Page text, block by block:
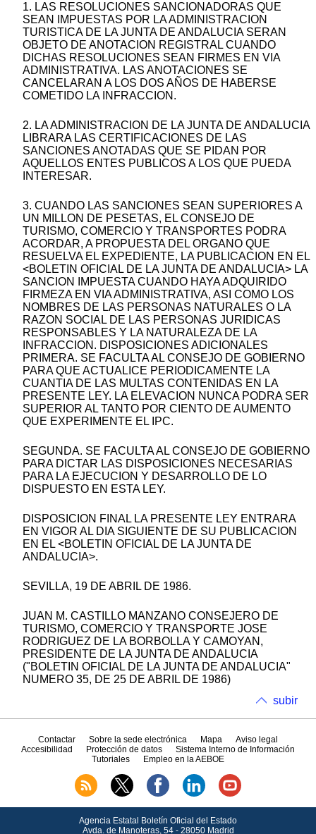
1. LAS RESOLUCIONES SANCIONADORAS QUE
SEAN IMPUESTAS POR LA ADMINISTRACION
TURISTICA DE LA JUNTA DE ANDALUCIA SERAN
OBJETO DE ANOTACION REGISTRAL CUANDO
DICHAS RESOLUCIONES SEAN FIRMES EN VIA
ADMINISTRATIVA. LAS ANOTACIONES SE
CANCELARAN A LOS DOS AÑOS DE HABERSE
COMETIDO LA INFRACCION.
2. LA ADMINISTRACION DE LA JUNTA DE ANDALUCIA
LIBRARA LAS CERTIFICACIONES DE LAS
SANCIONES ANOTADAS QUE SE PIDAN POR
AQUELLOS ENTES PUBLICOS A LOS QUE PUEDA
INTERESAR.
3. CUANDO LAS SANCIONES SEAN SUPERIORES A
UN MILLON DE PESETAS, EL CONSEJO DE
TURISMO, COMERCIO Y TRANSPORTES PODRA
ACORDAR, A PROPUESTA DEL ORGANO QUE
RESUELVA EL EXPEDIENTE, LA PUBLICACION EN EL
<BOLETIN OFICIAL DE LA JUNTA DE ANDALUCIA> LA
SANCION IMPUESTA CUANDO HAYA ADQUIRIDO
FIRMEZA EN VIA ADMINISTRATIVA, ASI COMO LOS
NOMBRES DE LAS PERSONAS NATURALES O LA
RAZON SOCIAL DE LAS PERSONAS JURIDICAS
RESPONSABLES Y LA NATURALEZA DE LA
INFRACCION. DISPOSICIONES ADICIONALES
PRIMERA. SE FACULTA AL CONSEJO DE GOBIERNO
PARA QUE ACTUALICE PERIODICAMENTE LA
CUANTIA DE LAS MULTAS CONTENIDAS EN LA
PRESENTE LEY. LA ELEVACION NUNCA PODRA SER
SUPERIOR AL TANTO POR CIENTO DE AUMENTO
QUE EXPERIMENTE EL IPC.
SEGUNDA. SE FACULTA AL CONSEJO DE GOBIERNO
PARA DICTAR LAS DISPOSICIONES NECESARIAS
PARA LA EJECUCION Y DESARROLLO DE LO
DISPUESTO EN ESTA LEY.
DISPOSICION FINAL LA PRESENTE LEY ENTRARA
EN VIGOR AL DIA SIGUIENTE DE SU PUBLICACION
EN EL <BOLETIN OFICIAL DE LA JUNTA DE
ANDALUCIA>.
SEVILLA, 19 DE ABRIL DE 1986.
JUAN M. CASTILLO MANZANO CONSEJERO DE
TURISMO, COMERCIO Y TRANSPORTE JOSE
RODRIGUEZ DE LA BORBOLLA Y CAMOYAN,
PRESIDENTE DE LA JUNTA DE ANDALUCIA
("BOLETIN OFICIAL DE LA JUNTA DE ANDALUCIA"
NUMERO 35, DE 25 DE ABRIL DE 1986)
subir
Contactar Sobre la sede electrónica Mapa
Aviso legal
Accesibilidad
Protección de datos
Sistema Interno de Información
Tutoriales
Empleo en la AEBOE
Agencia Estatal Boletín Oficial del Estado
Avda.de Manoteras, 54 - 28050 Madrid